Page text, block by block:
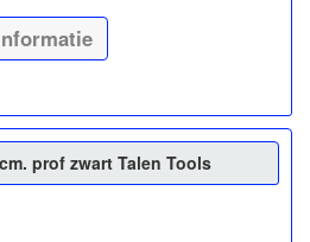
prof zwart Talen Tools